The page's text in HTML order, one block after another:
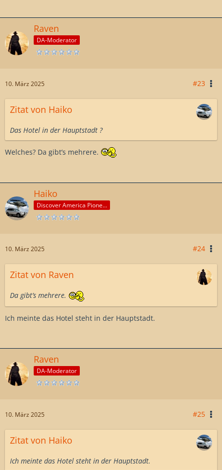
Raven
DA-Moderator
10. März 2025 #23
Zitat von Haiko
Das Hotel in der Hauptstadt ?
Welches? Da gibt’s mehrere.
Haiko
Discover America Pioneer
10. März 2025 #24
Zitat von Raven
Da gibt’s mehrere.
Ich meinte das Hotel steht in der Hauptstadt.
Raven
DA-Moderator
10. März 2025 #25
Zitat von Haiko
Ich meinte das Hotel steht in der Hauptstadt.